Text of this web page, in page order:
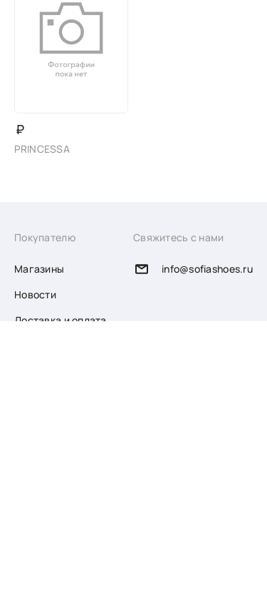
₽
PRINCESSA
Покупателю
Магазины
Новости
Доставка и оплата
Свяжитесь с нами
info@sofiashoes.ru